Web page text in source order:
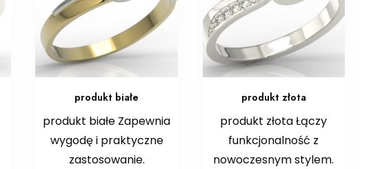
produkt białe
produkt białe Zapewnia
wygodę i praktyczne
zastosowanie.
produkt złota
produkt złota Łączy
funkcjonalność z
nowoczesnym stylem.